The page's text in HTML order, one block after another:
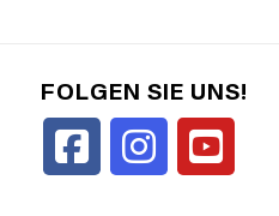
FOLGEN SIE UNS!